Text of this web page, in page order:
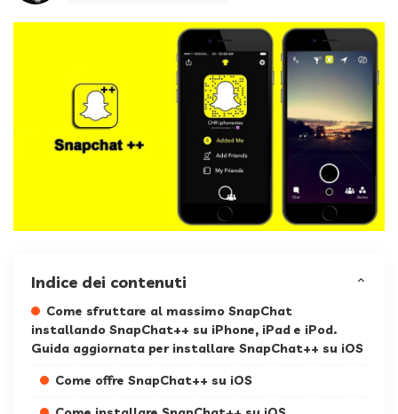
Indice dei contenuti
Come sfruttare al massimo SnapChat
installando SnapChat++ su iPhone, iPad e iPod.
Guida aggiornata per installare SnapChat++ su iOS
Come offre SnapChat++ su iOS